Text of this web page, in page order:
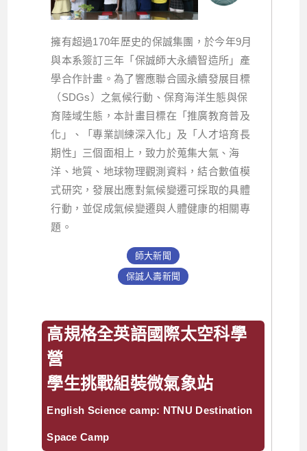
擁有超過170年歷史的保誠集團，於今年9月
與本系簽訂三年「保誠師大永續智造所」產
學合作計畫。為了響應聯合國永續發展目標
（SDGs）之氣候行動、保育海洋生態與保
育陸域生態，本計畫目標在「推廣教育普及
化」、「專業訓練深入化」及「人才培育長
期性」三個面相上，致力於蒐集大氣、海
洋、地質、地球物理觀測資料，結合數值模
式研究，發展出應對氣候變遷可採取的具體
行動，並促成氣候變遷與人體健康的相關專
題。
師大新聞
保誠人壽新聞
高規格全英語國際太空科學
營
學生挑戰組裝微氣象站
English Science camp: NTNU Destination
Space Camp